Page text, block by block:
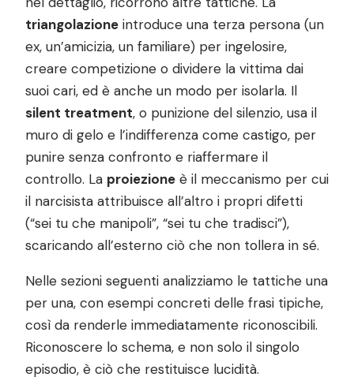
triangolazione introduce una terza persona (un
ex, un’amicizia, un familiare) per ingelosire,
creare competizione o dividere la vittima dai
suoi cari, ed è anche un modo per isolarla. Il
silent treatment, o punizione del silenzio, usa il
muro di gelo e l’indifferenza come castigo, per
punire senza confronto e riaffermare il
controllo. La proiezione è il meccanismo per cui
il narcisista attribuisce all’altro i propri difetti
(“sei tu che manipoli”, “sei tu che tradisci”),
scaricando all’esterno ciò che non tollera in sé.
Nelle sezioni seguenti analizziamo le tattiche una
per una, con esempi concreti delle frasi tipiche,
così da renderle immediatamente riconoscibili.
Riconoscere lo schema, e non solo il singolo
episodio, è ciò che restituisce lucidità.